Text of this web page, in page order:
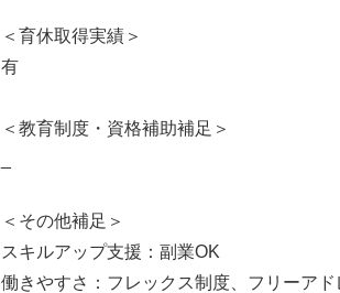
＜育休取得実績＞
有
＜教育制度・資格補助補足＞
＜その他補足＞
スキルアップ支援：副業OK
働きやすさ：フレックス制度、フリーアド